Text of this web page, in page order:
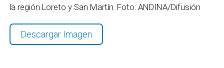
la región Loreto y San Martín. Foto: ANDINA/Difusión
Descargar Imagen